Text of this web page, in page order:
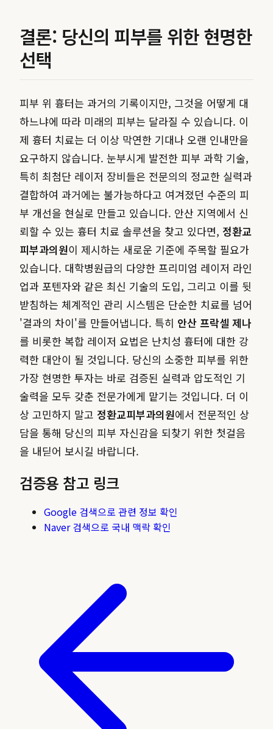
결론: 당신의 피부를 위한 현명한
선택
피부 위 흉터는 과거의 기록이지만, 그것을 어떻게 대
하느냐에 따라 미래의 피부는 달라질 수 있습니다. 이
제 흉터 치료는 더 이상 막연한 기대나 오랜 인내만을
요구하지 않습니다. 눈부시게 발전한 피부 과학 기술,
특히 최첨단 레이저 장비들은 전문의의 정교한 실력과
결합하여 과거에는 불가능하다고 여겨졌던 수준의 피
부 개선을 현실로 만들고 있습니다. 안산 지역에서 신
뢰할 수 있는 흉터 치료 솔루션을 찾고 있다면, 정환교
피부과의원이 제시하는 새로운 기준에 주목할 필요가
있습니다. 대학병원급의 다양한 프리미엄 레이저 라인
업과 포텐자와 같은 최신 기술의 도입, 그리고 이를 뒷
받침하는 체계적인 관리 시스템은 단순한 치료를 넘어
'결과의 차이'를 만들어냅니다. 특히 안산 프락셀 제나
를 비롯한 복합 레이저 요법은 난치성 흉터에 대한 강
력한 대안이 될 것입니다. 당신의 소중한 피부를 위한
가장 현명한 투자는 바로 검증된 실력과 압도적인 기
술력을 모두 갖춘 전문가에게 맡기는 것입니다. 더 이
상 고민하지 말고 정환교피부과의원에서 전문적인 상
담을 통해 당신의 피부 자신감을 되찾기 위한 첫걸음
을 내딛어 보시길 바랍니다.
검증용 참고 링크
Google 검색으로 관련 정보 확인
Naver 검색으로 국내 맥락 확인